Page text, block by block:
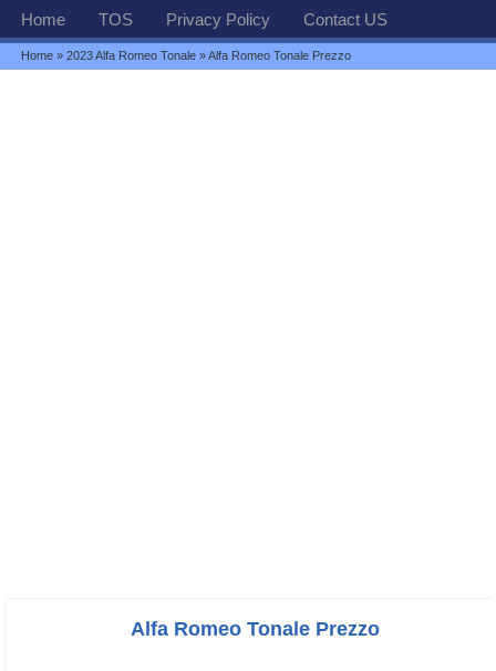
Home TOS Privacy Policy Contact US
Home »2023 Alfa Romeo Tonale » Alfa Romeo Tonale Prezzo
Alfa Romeo Tonale Prezzo